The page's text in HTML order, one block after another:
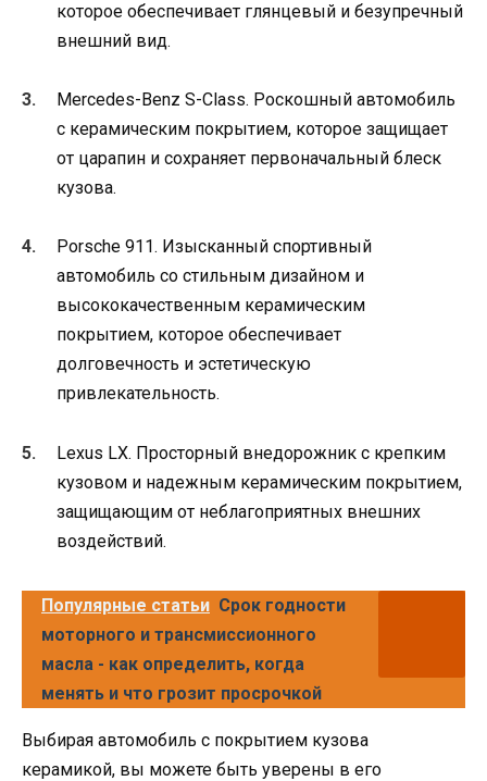
которое обеспечивает глянцевый и безупречный
внешний вид.
Mercedes-Benz S-Class. Роскошный автомобиль
с керамическим покрытием, которое защищает
от царапин и сохраняет первоначальный блеск
кузова.
Porsche 911. Изысканный спортивный
автомобиль со стильным дизайном и
высококачественным керамическим
покрытием, которое обеспечивает
долговечность и эстетическую
привлекательность.
Lexus LX. Просторный внедорожник с крепким
кузовом и надежным керамическим покрытием,
защищающим от неблагоприятных внешних
воздействий.
Популярные статьи Срок годности
моторного и трансмиссионного
масла - как определить, когда
менять и что грозит просрочкой
Выбирая автомобиль с покрытием кузова
керамикой, вы можете быть уверены в его